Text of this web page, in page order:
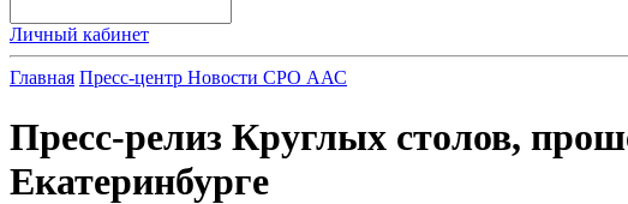
Личный кабинет
Главная Пресс-центр Новости СРО ААС
Пресс-релиз Круглых столов,
Екатеринбурге